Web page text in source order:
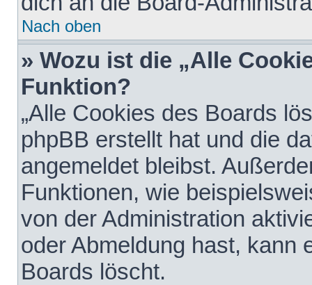
Nach oben
» Wozu ist die „Alle
Funktion?
„Alle Cookies des Boards
phpBB erstellt hat und die
angemeldet bleibst.
Funktionen, wie
von der Administration
oder Abmeldung hast, kann
Boards löscht.